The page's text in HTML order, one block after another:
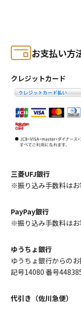
お支払い方
クレジットカード
三菱UFJ銀行
※振り込み手数料はお
PayPay銀行
※振り込み手数料はお
ゆうちょ銀行
ゆうちょ銀行からの
記号14080 番号
代引き（佐川急便）